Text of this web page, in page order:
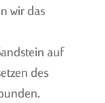
wir das
auf
des